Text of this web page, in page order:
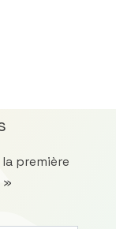
première
»